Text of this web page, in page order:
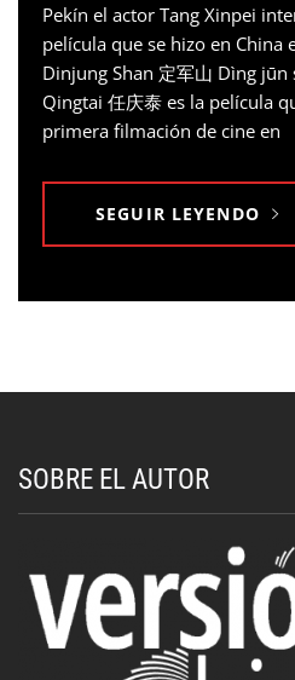
Pekín el actor Tang Xinpei
película que se hizo en China
Dinjung Shan 定军山 Dìng
Qingtai 任庆泰 es la película
primera filmación de cine en
SEGUIR LEYENDO
SOBRE EL AUTOR